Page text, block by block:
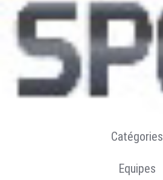
Aperçu
Catégories
Equipes